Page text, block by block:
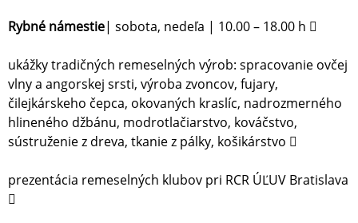
Rybné námestie| sobota, nedeľa | 10.00 – 18.00 h 
ukážky tradičných remeselných výrob: spracovanie ovčej
vlny a angorskej srsti, výroba zvoncov, fujary,
čilejkárskeho čepca, okovaných kraslíc, nadrozmerného
hlineného džbánu, modrotlačiarstvo, kováčstvo,
sústruženie z dreva, tkanie z pálky, košikárstvo 
prezentácia remeselných klubov pri RCR ÚĽUV Bratislava
